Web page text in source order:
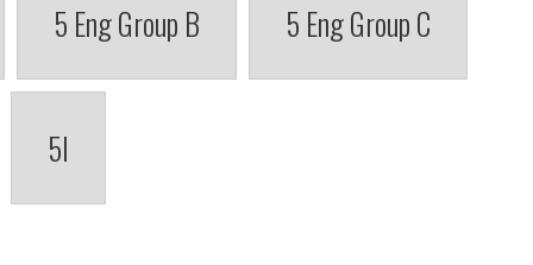
5 Eng Group B 5 Eng Group C
5I